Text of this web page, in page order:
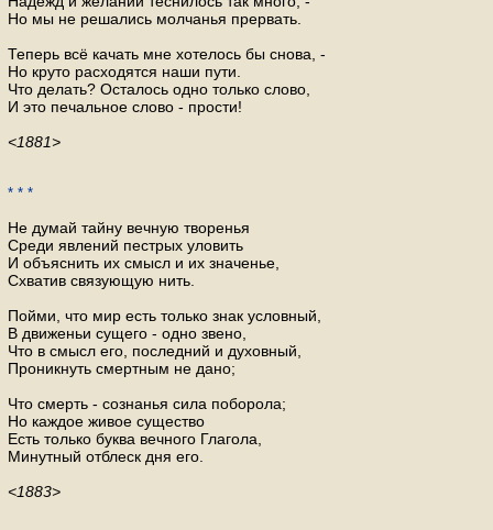
Но мы не решались молчанья прервать.
Теперь всё качать мне хотелось бы снова, -
Но круто расходятся наши пути.
Что делать? Осталось одно только слово,
И это печальное слово - прости!
<1881>
* * *
Не думай тайну вечную творенья
Среди явлений пестрых уловить
И объяснить их смысл и их значенье,
Схватив связующую нить.
Пойми, что мир есть только знак условный,
В движеньи сущего - одно звено,
Что в смысл его, последний и духовный,
Проникнуть смертным не дано;
Что смерть - сознанья сила поборола;
Но каждое живое существо
Есть только буква вечного Глагола,
Минутный отблеск дня его.
<1883>